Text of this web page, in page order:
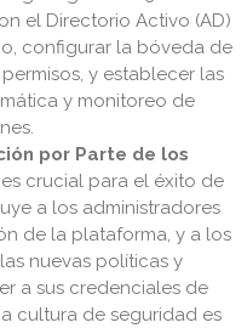
el Directorio Activo (AD)
configurar la bóveda de
y establecer las
y monitoreo de
por Parte de los
crucial para el éxito de
a los administradores
de la plataforma, y a los
nuevas políticas y
a sus credenciales de
cultura de seguridad es